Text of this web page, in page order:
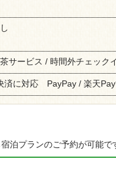
サービス / 時間外チェック
済に対応 PayPay / 楽天
泊プランのご予約が可能で